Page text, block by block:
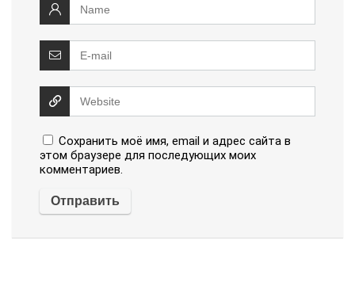
Сохранить моё имя, email и адрес сайта в
этом браузере для последующих моих
комментариев.